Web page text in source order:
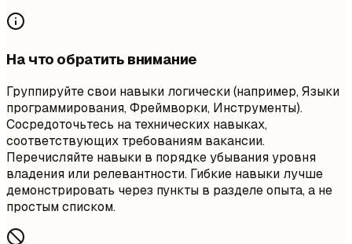
На что обратить внимание
Группируйте свои навыки логически (например, Языки
программирования, Фреймворки, Инструменты).
Сосредоточьтесь на технических навыках,
соответствующих требованиям вакансии.
Перечисляйте навыки в порядке убывания уровня
владения или релевантности. Гибкие навыки лучше
демонстрировать через пункты в разделе опыта, а не
простым списком.